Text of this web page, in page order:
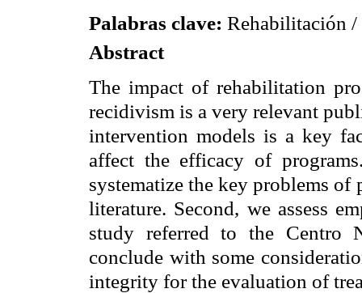
Palabras clave: Rehabilitación /
Abstract
The impact of rehabilitation
recidivism is a very relevant
intervention models is a key
affect the efficacy of
systematize the key problems
literature. Second, we assess
study referred to the Centro
conclude with some
integrity for the evaluation of